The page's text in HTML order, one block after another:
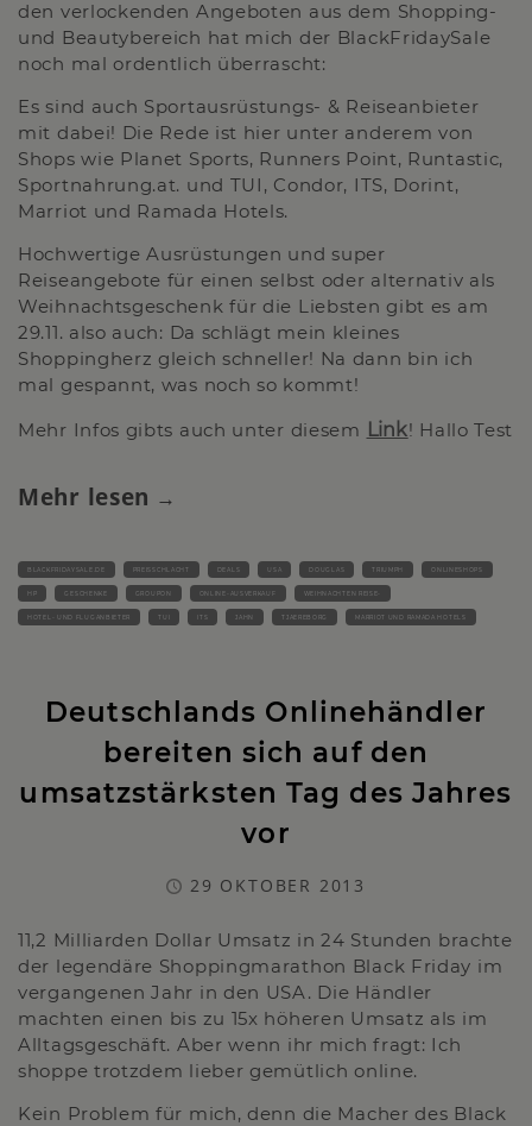
den verlockenden Angeboten aus dem Shopping-
und Beautybereich hat mich der BlackFridaySale
noch mal ordentlich überrascht:
Es sind auch Sportausrüstungs- & Reiseanbieter
mit dabei! Die Rede ist hier unter anderem von
Shops wie Planet Sports, Runners Point, Runtastic,
Sportnahrung.at. und TUI, Condor, ITS, Dorint,
Marriot und Ramada Hotels.
Hochwertige Ausrüstungen und super
Reiseangebote für einen selbst oder alternativ als
Weihnachtsgeschenk für die Liebsten gibt es am
29.11. also auch: Da schlägt mein kleines
Shoppingherz gleich schneller! Na dann bin ich
mal gespannt, was noch so kommt!
Mehr Infos gibts auch unter diesem Link! Hallo Test
Mehr lesen
BLACKFRIDAYSALE.DE PREISSCHLACHT DEALS USA DOUGLAS TRIUMPH ONLINESHOPS
HP GESCHENKE GROUPON ONLINE-AUSVERKAUF WEIHNACHTEN REISE-
HOTEL- UND FLUGANBIETER TUI ITS JAHN TJAEREBORG MARRIOT UND RAMADA HOTELS
Deutschlands Onlinehändler
bereiten sich auf den
umsatzstärksten Tag des Jahres
vor
29 OKTOBER 2013
11,2 Milliarden Dollar Umsatz in 24 Stunden brachte
der legendäre Shoppingmarathon Black Friday im
vergangenen Jahr in den USA. Die Händler
machten einen bis zu 15x höheren Umsatz als im
Alltagsgeschäft. Aber wenn ihr mich fragt: Ich
shoppe trotzdem lieber gemütlich online.
Kein Problem für mich, denn die Macher des Black